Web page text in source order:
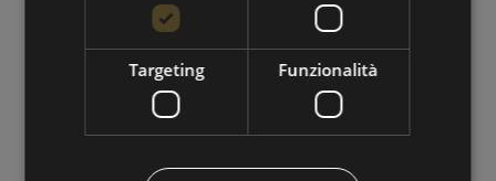
VAI ALL'OFFERTA
Targeting Funzionalità